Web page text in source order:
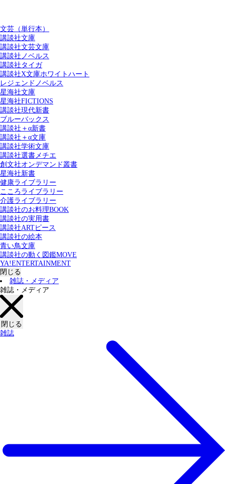
文芸（単行本）
講談社文庫
講談社文芸文庫
講談社ノベルス
講談社タイガ
講談社X文庫ホワイトハート
レジェンドノベルス
星海社文庫
星海社FICTIONS
講談社現代新書
ブルーバックス
講談社＋α新書
講談社＋α文庫
講談社学術文庫
講談社選書メチエ
創文社オンデマンド叢書
星海社新書
健康ライブラリー
こころライブラリー
介護ライブラリー
講談社のお料理BOOK
講談社の実用書
講談社ARTピース
講談社の絵本
青い鳥文庫
講談社の動く図鑑MOVE
YA!ENTERTAINMENT
閉じる
雑誌・メディア
雑誌・メディア
閉じる
雑誌